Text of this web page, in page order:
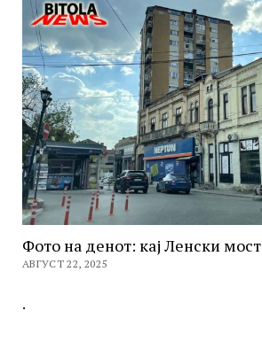
Фото на денот: кај Ленски мост
АВГУСТ 22, 2025
.